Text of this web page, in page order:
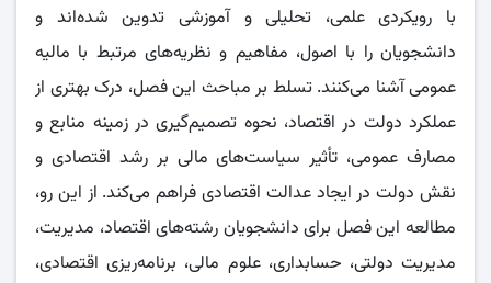
با رویکردی علمی، تحلیلی و آموزشی تدوین شده‌اند و
دانشجویان را با اصول، مفاهیم و نظریه‌های مرتبط با مالیه
عمومی آشنا می‌کنند. تسلط بر مباحث این فصل، درک بهتری از
عملکرد دولت در اقتصاد، نحوه تصمیم‌گیری در زمینه منابع و
مصارف عمومی، تأثیر سیاست‌های مالی بر رشد اقتصادی و
نقش دولت در ایجاد عدالت اقتصادی فراهم می‌کند. از این رو،
مطالعه این فصل برای دانشجویان رشته‌های اقتصاد، مدیریت،
مدیریت دولتی، حسابداری، علوم مالی، برنامه‌ریزی اقتصادی،